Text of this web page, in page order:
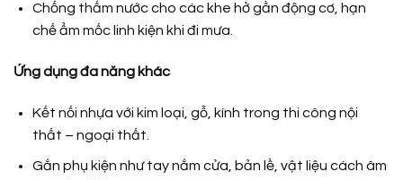
Chống thấm nước cho các khe hở gần động cơ, hạn
chế ẩm mốc linh kiện khi đi mưa.
Ứng dụng đa năng khác
Kết nối nhựa với kim loại, gỗ, kính trong thi công nội
thất – ngoại thất.
Gắn phụ kiện như tay nắm cửa, bản lề, vật liệu cách âm